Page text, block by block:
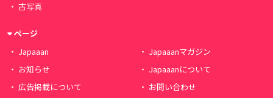
古写真
ページ
Japaaan
Japaaanマガジン
お知らせ
Japaaanについて
広告掲載について
お問い合わせ